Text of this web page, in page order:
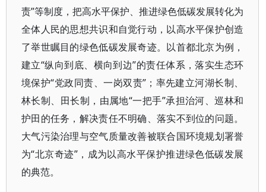
责”等制度，把高水平保护、推进绿色低碳发展转化为
全体人民的思想共识和自觉行动，以高水平保护创造
了举世瞩目的绿色低碳发展奇迹。以首都北京为例，
建立“纵向到底、横向到边”的责任体系，落实生态环
境保护“党政同责、一岗双责”；率先建立河湖长制、
林长制、田长制，由属地“一把手”承担治河、巡林和
护田的任务，解决责任不明确、落实不到位的问题。
大气污染治理与空气质量改善被联合国环境规划署誉
为“北京奇迹”，成为以高水平保护推进绿色低碳发展
的典范。